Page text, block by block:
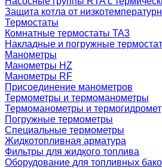
Защита котла от
Термостаты
Комнатные термостаты TA3
Накладные и погружные
Манометры
Манометры HZ
Манометры RF
Присоединение манометров
Термометры и термоманометры
Термоманометры и
Погружные термометры
Специальные термометры
Жидкотопливная арматура
Фильтры для жидкого топлива
Оборудование для топливных